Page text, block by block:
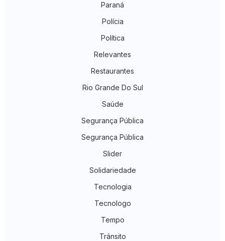
Paraná
Polícia
Política
Relevantes
Restaurantes
Rio Grande Do Sul
Saúde
Segurança Pública
Segurança Pública
Slider
Solidariedade
Tecnologia
Tecnologo
Tempo
Trânsito